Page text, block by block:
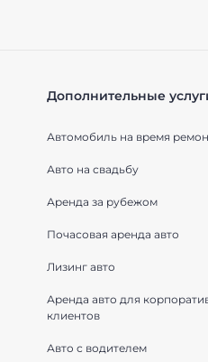
Дополнительные
Автомобиль на время
Авто на свадьбу
Аренда за рубежом
Почасовая аренда авто
Лизинг авто
Аренда авто для
клиентов
Авто с водителем